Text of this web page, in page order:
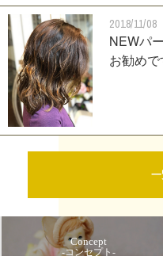
2018/11/08
NEWパ
お勧め
Concept
-コンセプト-